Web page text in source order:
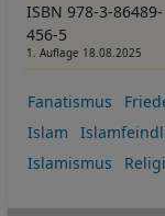
ISBN 978-3-86489-
456-5
1. Auflage 18.08.2025
Fanatismus
Islam
Islamismus